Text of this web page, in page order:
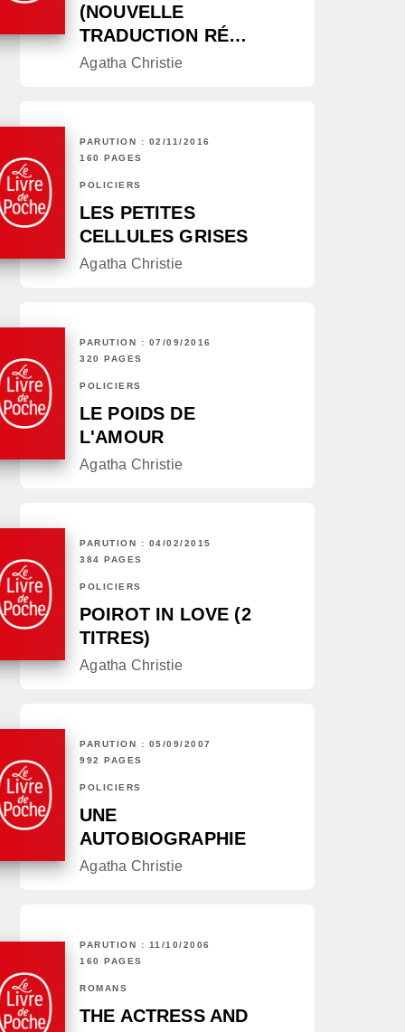
(NOUVELLE
TRADUCTION RÉ…
Agatha Christie
PARUTION : 02/11/2016
160 PAGES
POLICIERS
LES PETITES
CELLULES GRISES
Agatha Christie
PARUTION : 07/09/2016
320 PAGES
POLICIERS
LE POIDS DE
L'AMOUR
Agatha Christie
PARUTION : 04/02/2015
384 PAGES
POLICIERS
POIROT IN LOVE (2
TITRES)
Agatha Christie
PARUTION : 05/09/2007
992 PAGES
POLICIERS
UNE
AUTOBIOGRAPHIE
Agatha Christie
PARUTION : 11/10/2006
160 PAGES
ROMANS
THE ACTRESS AND